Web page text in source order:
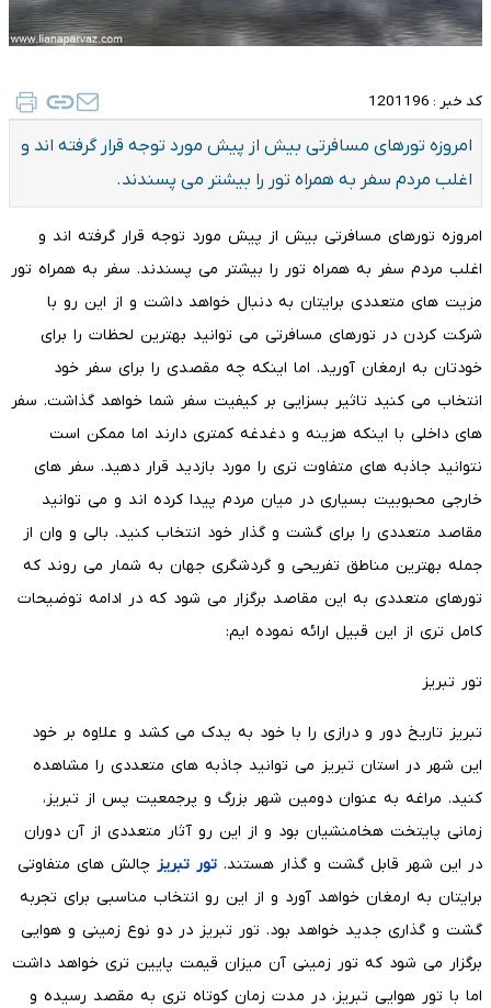
کد خبر : 1201196
امروزه تورهای مسافرتی بیش از پیش مورد توجه قرار گرفته اند و
اغلب مردم سفر به همراه تور را بیشتر می پسندند.
امروزه تورهای مسافرتی بیش از پیش مورد توجه قرار گرفته اند و
اغلب مردم سفر به همراه تور را بیشتر می پسندند. سفر به همراه تور
مزیت های متعددی برایتان به دنبال خواهد داشت و از این رو با
شرکت کردن در تورهای مسافرتی می توانید بهترین لحظات را برای
خودتان به ارمغان آورید. اما اینکه چه مقصدی را برای سفر خود
انتخاب می کنید تاثیر بسزایی بر کیفیت سفر شما خواهد گذاشت. سفر
های داخلی با اینکه هزینه و دغدغه کمتری دارند اما ممکن است
نتوانید جاذبه های متفاوت تری را مورد بازدید قرار دهید. سفر های
خارجی محبوبیت بسیاری در میان مردم پیدا کرده اند و می توانید
مقاصد متعددی را برای گشت و گذار خود انتخاب کنید. بالی و وان از
جمله بهترین مناطق تفریحی و گردشگری جهان به شمار می روند که
تورهای متعددی به این مقاصد برگزار می شود که در ادامه توضیحات
کامل تری از این قبیل ارائه نموده ایم:
تور تبریز
تبریز تاریخ دور و درازی را با خود به یدک می کشد و علاوه بر خود
این شهر در استان تبریز می توانید جاذبه های متعددی را مشاهده
کنید. مراغه به عنوان دومین شهر بزرگ و پرجمعیت پس از تبریز،
زمانی پایتخت هخامنشیان بود و از این رو آثار متعددی از آن دوران
در این شهر قابل گشت و گذار هستند. تور تبریز چالش های متفاوتی
برایتان به ارمغان خواهد آورد و از این رو انتخاب مناسبی برای تجربه
گشت و گذاری جدید خواهد بود. تور تبریز در دو نوع زمینی و هوایی
برگزار می شود که تور زمینی آن میزان قیمت پایین تری خواهد داشت
اما با تور هوایی تبریز، در مدت زمان کوتاه تری به مقصد رسیده و